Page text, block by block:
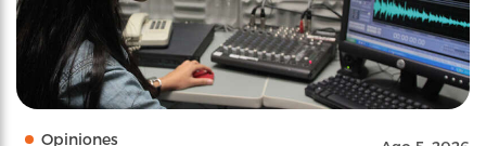
Opiniones